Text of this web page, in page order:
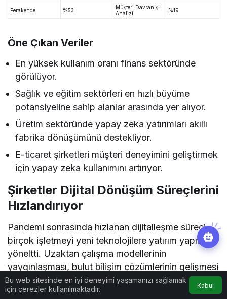
Perakende %53
Müşteri Davranışı
Analizi
%19
Öne Çıkan Veriler
En yüksek kullanım oranı finans sektöründe
görülüyor.
Sağlık ve eğitim sektörleri en hızlı büyüme
potansiyeline sahip alanlar arasında yer alıyor.
Üretim sektöründe yapay zeka yatırımları akıllı
fabrika dönüşümünü destekliyor.
E-ticaret şirketleri müşteri deneyimini geliştirmek
için yapay zeka kullanımını artırıyor.
Şirketler Dijital Dönüşüm Süreçlerini
Hızlandırıyor
Pandemi sonrasında hızlanan dijitalleşme süreci,
birçok işletmeyi yeni teknolojilere yatırım yapmaya
yöneltti. Uzaktan çalışma modellerinin
yaygınlaşması, bulut bilişim çözümlerinin gelişmesi
ve veri odaklı yönetim anlayışının güçlenmesiyle
birlikte yapay zeka projeleri de kurumsal
Bu web sitesinde en iyi deneyimi yaşamanızı sağlamak
için çerezler kullanılmaktadır.
Kabul